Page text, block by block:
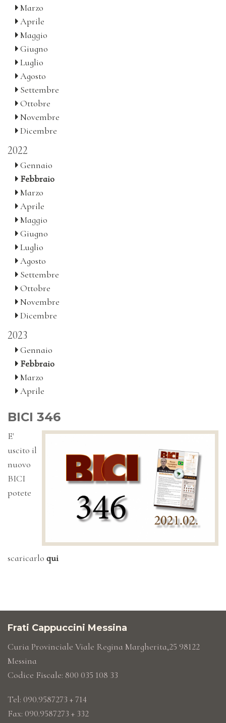
Marzo
Aprile
Maggio
Giugno
Luglio
Agosto
Settembre
Ottobre
Novembre
Dicembre
2022
Gennaio
Febbraio
Marzo
Aprile
Maggio
Giugno
Luglio
Agosto
Settembre
Ottobre
Novembre
Dicembre
2023
Gennaio
Febbraio
Marzo
Aprile
BICI 346
E'
uscito il
nuovo
BICI
potete
scaricarlo qui
Frati Cappuccini Messina
Curia Provinciale Viale Regina Margherita,25 98122
Messina
Codice Fiscale: 800 035 108 33
Tel: 090.9587273 + 714
Fax: 090.9587273 + 332